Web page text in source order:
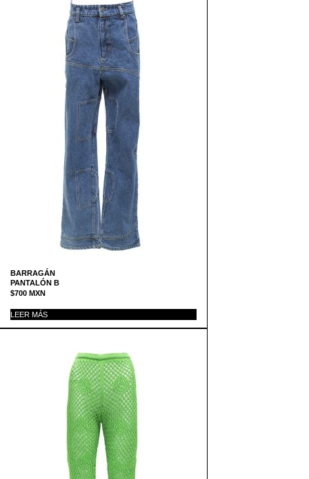
BARRAGÁN
PANTALÓN B
$700 MXN
LEER MÁS